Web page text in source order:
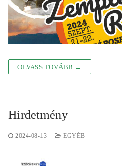
OLVASS TOVÁBB →
Hirdetmény
2024-08-13 EGYÉB